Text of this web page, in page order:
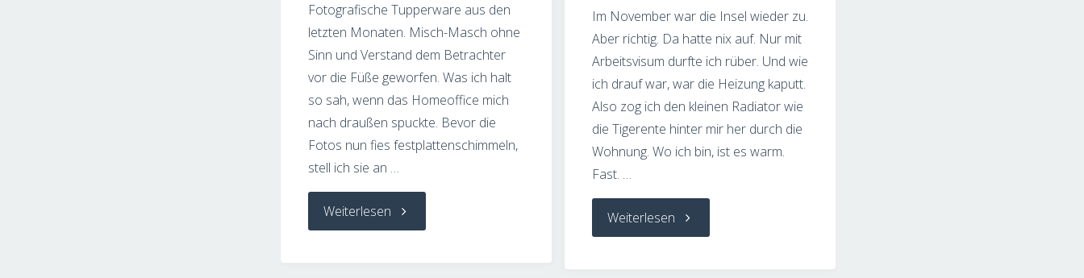
Fotografische Tupperware aus den
letzten Monaten. Misch-Masch ohne
Sinn und Verstand dem Betrachter
vor die Füße geworfen. Was ich halt
so sah, wenn das Homeoffice mich
nach draußen spuckte. Bevor die
Fotos nun fies festplattenschimmeln,
stell ich sie an …
Weiterlesen"Fotodings
Im November war die Insel wieder zu.
Aber richtig. Da hatte nix auf. Nur mit
Arbeitsvisum durfte ich rüber. Und wie
ich drauf war, war die Heizung kaputt.
Also zog ich den kleinen Radiator wie
die Tigerente hinter mir her durch die
Wohnung. Wo ich bin, ist es warm.
Fast. …
Weiterlesen"Fotodings